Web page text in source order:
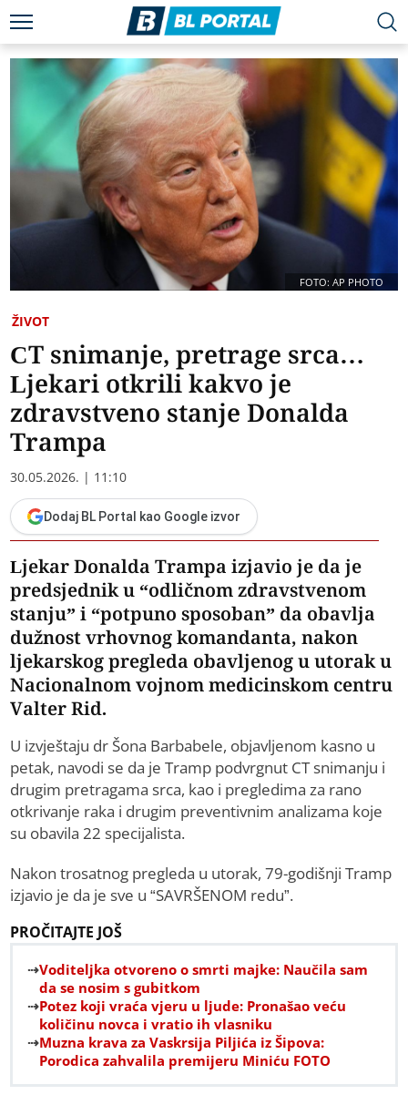
FOTO: AP PHOTO
ŽIVOT
CT snimanje, pretrage srca…
Ljekari otkrili kakvo je
zdravstveno stanje Donalda
Trampa
30.05.2026. | 11:10
Dodaj BL Portal kao Google izvor
Ljekar Donalda Trampa izjavio je da je
predsjednik u “odličnom zdravstvenom
stanju” i “potpuno sposoban” da obavlja
dužnost vrhovnog komandanta, nakon
ljekarskog pregleda obavljenog u utorak u
Nacionalnom vojnom medicinskom centru
Valter Rid.
U izvještaju dr Šona Barbabele, objavljenom kasno u
petak, navodi se da je Tramp podvrgnut CT snimanju i
drugim pretragama srca, kao i pregledima za rano
otkrivanje raka i drugim preventivnim analizama koje
su obavila 22 specijalista.
Nakon trosatnog pregleda u utorak, 79-godišnji Tramp
izjavio je da je sve u “SAVRŠENOM redu”.
PROČITAJTE JOŠ
Voditeljka otvoreno o smrti majke: Naučila sam
da se nosim s gubitkom
Potez koji vraća vjeru u ljude: Pronašao veću
količinu novca i vratio ih vlasniku
Muzna krava za Vaskrsija Piljića iz Šipova:
Porodica zahvalila premijeru Miniću FOTO